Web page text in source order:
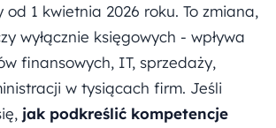
od 1 kwietnia 2026 roku. To zmiana,
wyłącznie księgowych - wpływa
finansowych, IT, sprzedaży,
w tysiącach firm. Jeśli
jak podkreślić kompetencje